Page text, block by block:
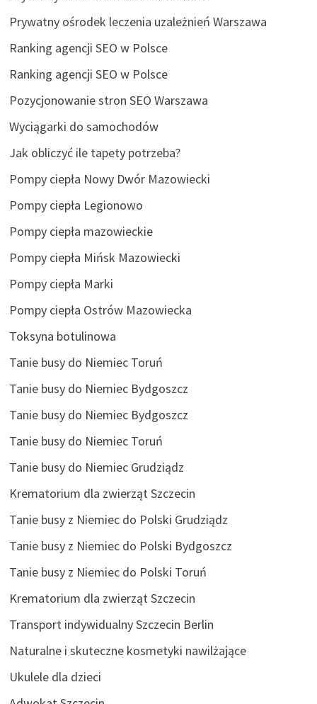
Prywatny ośrodek leczenia uzależnień Warszawa
Ranking agencji SEO w Polsce
Ranking agencji SEO w Polsce
Pozycjonowanie stron SEO Warszawa
Wyciągarki do samochodów
Jak obliczyć ile tapety potrzeba?
Pompy ciepła Nowy Dwór Mazowiecki
Pompy ciepła Legionowo
Pompy ciepła mazowieckie
Pompy ciepła Mińsk Mazowiecki
Pompy ciepła Marki
Pompy ciepła Ostrów Mazowiecka
Toksyna botulinowa
Tanie busy do Niemiec Toruń
Tanie busy do Niemiec Bydgoszcz
Tanie busy do Niemiec Bydgoszcz
Tanie busy do Niemiec Toruń
Tanie busy do Niemiec Grudziądz
Krematorium dla zwierząt Szczecin
Tanie busy z Niemiec do Polski Grudziądz
Tanie busy z Niemiec do Polski Bydgoszcz
Tanie busy z Niemiec do Polski Toruń
Krematorium dla zwierząt Szczecin
Transport indywidualny Szczecin Berlin
Naturalne i skuteczne kosmetyki nawilżające
Ukulele dla dzieci